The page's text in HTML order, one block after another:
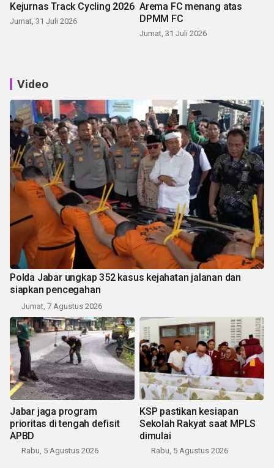
Kejurnas Track Cycling 2026
Jumat, 31 Juli 2026
Arema FC menang atas
DPMM FC
Jumat, 31 Juli 2026
Video
Polda Jabar ungkap 352 kasus kejahatan jalanan dan
siapkan pencegahan
Jumat, 7 Agustus 2026
Jabar jaga program
prioritas di tengah defisit
APBD
Rabu, 5 Agustus 2026
KSP pastikan kesiapan
Sekolah Rakyat saat MPLS
dimulai
Rabu, 5 Agustus 2026